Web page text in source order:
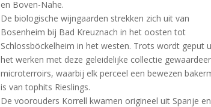
en Boven-Nahe.
De biologische wijngaarden strekken zich uit van
Bosenheim bij Bad Kreuznach in het oosten tot
Schlossböckelheim in het westen. Trots wordt geput
het werken met deze geleidelijke collectie
microterroirs, waarbij elk perceel een bewezen
is van tophits Rieslings.
De voorouders Korrell kwamen origineel uit Spanje en